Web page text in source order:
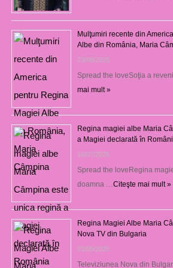
Mulţumiri recente din
Albe din România, Maria
23/08/2025
Spread the loveSoţia a
mai mult »
Regina magiei albe Maria
a Magiei declarată în
16/07/2025
Spread the loveRegina
doamna … Citeşte mai mult »
Regina Magiei Albe Maria
Nova TV din Bulgaria
23/05/2025
Televiziunea Nova din